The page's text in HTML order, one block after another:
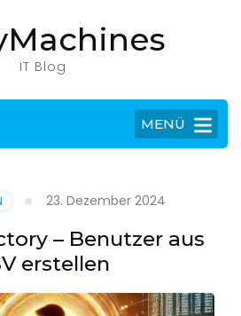
IT Blog
MENÜ
23. Dezember 2024
– Benutzer aus
erstellen